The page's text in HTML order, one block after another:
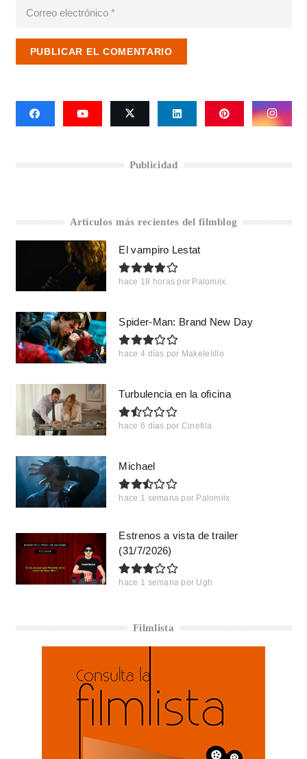
PUBLICAR EL COMENTARIO
Publicidad
Artículos más recientes del filmblog
El vampiro Lestat
hace 18 horas por Palomiix
Spider-Man: Brand New Day
hace 4 días por Makelelillo
Turbulencia en la oficina
hace 6 días por Cinefila
Michael
hace 1 semana por Palomiix
Estrenos a vista de trailer
(31/7/2026)
hace 1 semana por Ugh
Filmlista